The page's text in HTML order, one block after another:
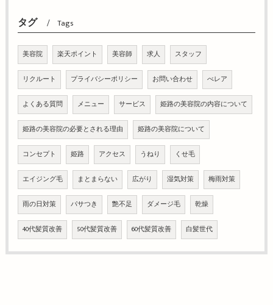
タグ Tags
美容院 楽天ポイント 美容師 求人 スタッフ
リクルート プライバシーポリシー お問い合わせ べレア
よくある質問 メニュー サービス 姫路の美容院の内容について
姫路の美容院の必要とされる理由 姫路の美容院について
コンセプト 姫路 アクセス うねり くせ毛
エイジング毛 まとまらない 広がり 湿気対策 梅雨対策
雨の日対策 パサつき 艶不足 ダメージ毛 乾燥
40代髪質改善 50代髪質改善 60代髪質改善 白髪世代